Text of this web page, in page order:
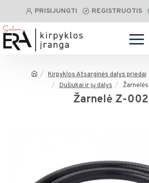
PRISIJUNGTI REGISTRUOTIS
Kirpyklos Atsarginės dalys priedai
Dušiukai ir jų dalys
Žarnelė Z-002